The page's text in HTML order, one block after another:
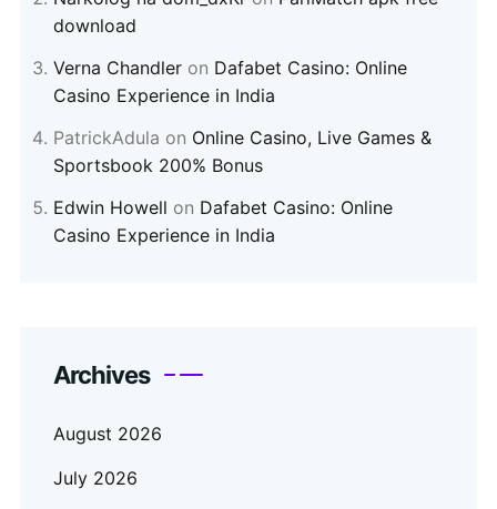
download
Verna Chandler on Dafabet Casino: Online
Casino Experience in India
PatrickAdula on Online Casino, Live Games &
Sportsbook 200% Bonus
Edwin Howell on Dafabet Casino: Online
Casino Experience in India
Archives
August 2026
July 2026